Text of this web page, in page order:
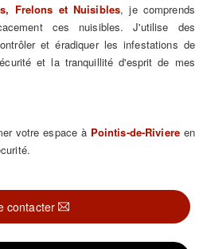
Frelons et Nuisibles, je comprends
ces nuisibles. J'utilise des
et éradiquer les infestations de
et la tranquillité d'esprit de mes
votre espace à Pointis-de-Riviere en
contacter